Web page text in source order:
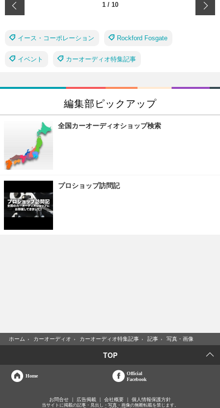
1/ 10
イース・コーポレーション Rockford Fosgate
イベント カーオーディオ特集記事
編集部ピックアップ
全国カーオーディオショップ検索
プロショップ訪問記
ホーム › カーオーディオ › カーオーディオ特集記事 › 記事 › 写真・画像
TOP
Home
Official
Facebook
お問合せ 広告掲載 会社概要 個人情報保護方針
当サイトに掲載の記事・見出し・写真・画像の無断転載を禁じます。